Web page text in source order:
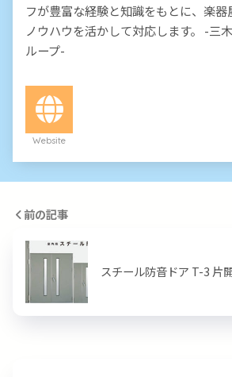
フが豊富な経験と知識をもとに、楽器
ノウハウを活かして対応します。 -
ループ-
Website
前の記事
スチール防音ドア T-3